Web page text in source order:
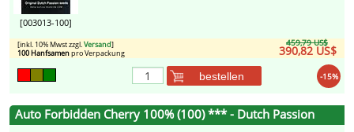
[003013-100]
459,79 US$
390,82 US$
[inkl. 10% Mwst zzgl.Versand]
100 Hanfsamenpro Verpackung
-15%
bestellen
Auto Forbidden Cherry 100% (100) *** - Dutch Passion